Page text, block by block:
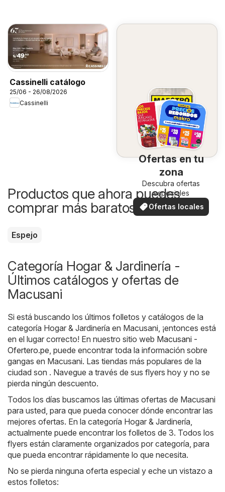
Cassinelli catálogo
25/06 - 26/08/2026
Cassinelli
Ofertas en tu
zona
Descubra ofertas
especiales
Ofertas locales
Productos que ahora puedes
comprar más baratos
Espejo
Categoría Hogar & Jardinería -
Últimos catálogos y ofertas de
Macusani
Si está buscando los últimos folletos y catálogos de la
categoría Hogar & Jardinería en Macusani, ¡entonces está
en el lugar correcto! En nuestro sitio web Macusani -
Ofertero.pe , puede encontrar toda la información sobre
gangas en Macusani. Las tiendas más populares de la
ciudad son . Navegue a través de sus flyers hoy y no se
pierda ningún descuento.
Todos los días buscamos las últimas ofertas de Macusani
para usted, para que pueda conocer dónde encontrar las
mejores ofertas. En la categoría Hogar & Jardinería,
actualmente puede encontrar los folletos de 3. Todos los
flyers están claramente organizados por categoría, para
que pueda encontrar rápidamente lo que necesita.
No se pierda ninguna oferta especial y eche un vistazo a
estos folletos: